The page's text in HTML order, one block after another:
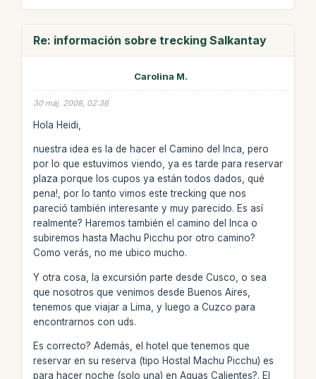
Re: información sobre trecking Salkantay
Carolina M.
30 máj. 2008, 02:36
Hola Heidi,
nuestra idea es la de hacer el Camino del Inca, pero
por lo que estuvimos viendo, ya es tarde para reservar
plaza porque los cupos ya están todos dados, qué
pena!, por lo tanto vimos este trecking que nos
pareció también interesante y muy parecido. Es así
realmente? Haremos también el camino del Inca o
subiremos hasta Machu Picchu por otro camino?
Como verás, no me ubico mucho.
Y otra cosa, la excursión parte desde Cusco, o sea
que nosotros que venimos desde Buenos Aires,
tenemos que viajar a Lima, y luego a Cuzco para
encontrarnos con uds.
Es correcto? Además, el hotel que tenemos que
reservar en su reserva (tipo Hostal Machu Picchu) es
para hacer noche (solo una) en Aguas Calientes?. El